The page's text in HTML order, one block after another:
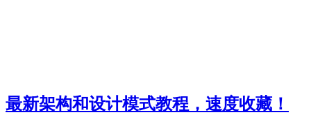
最新架构和设计模式教程，速度收藏！